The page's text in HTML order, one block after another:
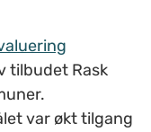
tilbudet Rask
var økt tilgang